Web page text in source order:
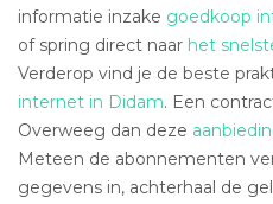
informatie inzake goedkoop
of spring direct naar het
Verderop vind je de beste
internet in Didam. Een
Overweeg dan deze
Meteen de abonnementen
gegevens in, achterhaal de